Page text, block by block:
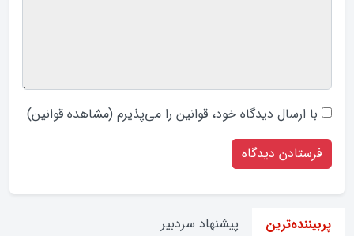
با ارسال دیدگاه‌ خود، قوانین را می‌پذیرم (مشاهده قوانین)
پربیننده‌ترین پیشنهاد سردبیر